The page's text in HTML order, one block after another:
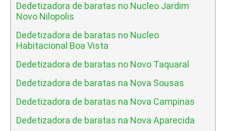
Dedetizadora de baratas no Nucleo Jardim
Novo Nilopolis
Dedetizadora de baratas no Nucleo
Habitacional Boa Vista
Dedetizadora de baratas no Novo Taquaral
Dedetizadora de baratas na Nova Sousas
Dedetizadora de baratas na Nova Campinas
Dedetizadora de baratas na Nova Aparecida